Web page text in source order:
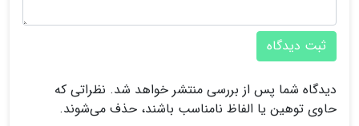
ثبت دیدگاه
دیدگاه شما پس از بررسی منتشر خواهد شد. نظراتی که
حاوی توهین یا الفاظ نامناسب باشند، حذف می‌شوند.